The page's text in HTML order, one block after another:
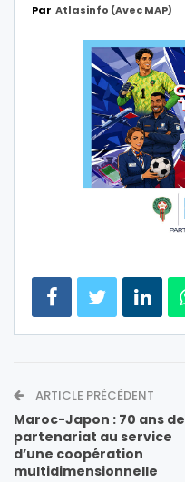
Par Atlasinfo (avec MAP)
ARTICLE PRÉCÉDENT
Maroc-Japon : 70 ans de
partenariat au service
d’une coopération
multidimensionnelle